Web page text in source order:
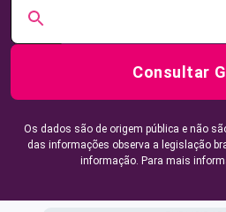
Consultar
Os dados são de origem pública e não
das informações observa a legislação
informação. Para mais